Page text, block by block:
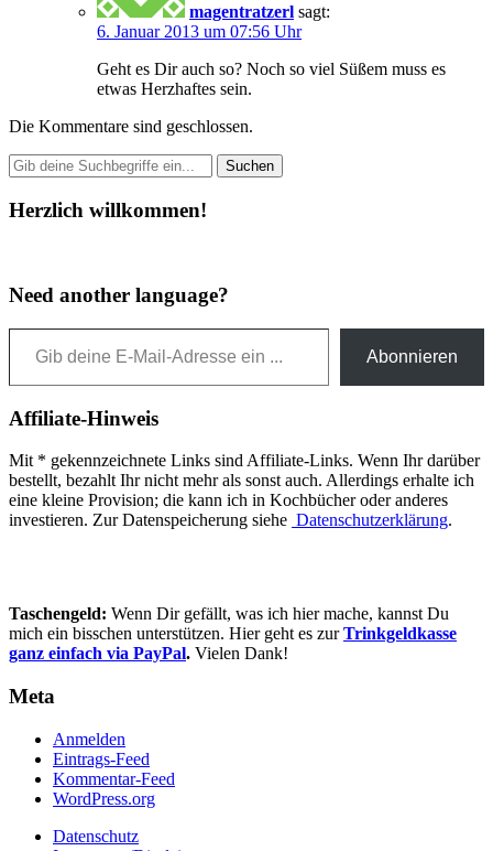
magentratzerl sagt:
6. Januar 2013 um 07:56 Uhr
Geht es Dir auch so? Noch so viel Süßem muss es
etwas Herzhaftes sein.
Die Kommentare sind geschlossen.
Herzlich willkommen!
Need another language?
Gib deine E-Mail-Adresse ein ...
Abonnieren
Affiliate-Hinweis
Mit * gekennzeichnete Links sind Affiliate-Links. Wenn Ihr darüber
bestellt, bezahlt Ihr nicht mehr als sonst auch. Allerdings erhalte ich
eine kleine Provision; die kann ich in Kochbücher oder anderes
investieren. Zur Datenspeicherung siehe Datenschutzerklärung.
Taschengeld: Wenn Dir gefällt, was ich hier mache, kannst Du
mich ein bisschen unterstützen. Hier geht es zurTrinkgeldkasse
ganz einfach via PayPal. Vielen Dank!
Meta
Anmelden
Eintrags-Feed
Kommentar-Feed
WordPress.org
Datenschutz